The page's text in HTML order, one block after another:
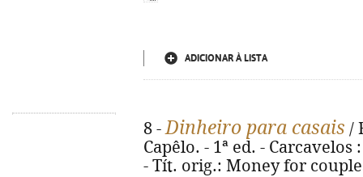
ADICIONAR À LISTA
8 -Dinheiro para casais /
Capêlo. - 1ª ed. - Carcavelos
- Tít. orig.: Money for